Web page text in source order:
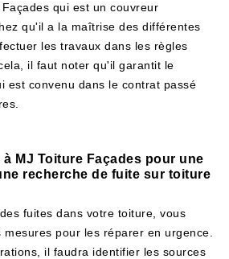
qui est un couvreur
qu'il a la maîtrise des différentes
les travaux dans les règles
il faut noter qu'il garantit le
est convenu dans le contrat passé
MJ Toiture Façades pour une
recherche de fuite sur toiture
fuites dans votre toiture, vous
pour les réparer en urgence.
il faudra identifier les sources